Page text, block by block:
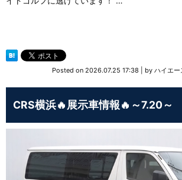
Posted on 2026.07.25 17:38 by ハイエー
CRS横浜🔥展示車情報🔥～7.20～